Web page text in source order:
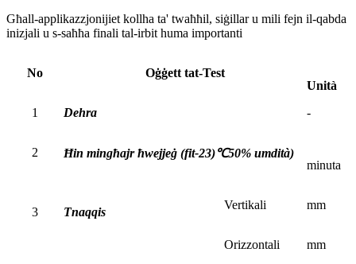
Għall-applikazzjonijiet kollha ta' twaħħil, siġillar u mili fejn il-qabda
inizjali u s-saħħa finali tal-irbit huma importanti
No
Oġġett tat-Test
Unità
1
Dehra -
2 Ħin mingħajr ħwejjeġ (fit-23)℃50% umdità)
minuta
3 Tnaqqis
Vertikali mm
Orizzontali
mm